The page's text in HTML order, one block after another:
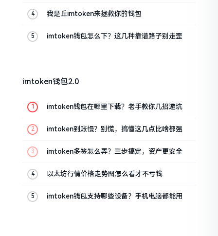
我是丘imtoken来拯救你的钱包
imtoken钱包怎么下？这几种靠谱路子别走歪
imtoken钱包2.0
imtoken钱包在哪里下载？老手教你几招避坑
imtoken到账慢？别慌，搞懂这几点比啥都强
imtoken多签怎么弄？三步搞定，资产更安全
以太坊行情价格走势图怎么看才不亏钱
imtoken钱包支持哪些设备？手机电脑都能用